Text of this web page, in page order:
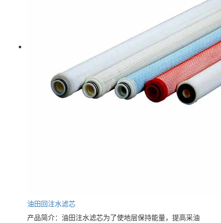
油田回注水滤芯
产品简介：油田注水滤芯为了使地层保持能量，提高采油